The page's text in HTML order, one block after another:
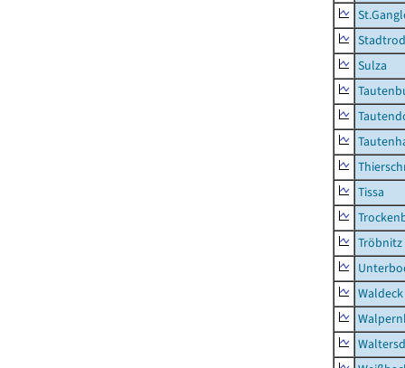
Sulza
Tissa
Tröbnitz
Waldeck